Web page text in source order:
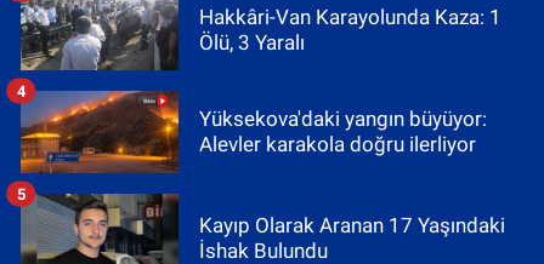
Hakkâri-Van Karayolunda Kaza: 1
Ölü, 3 Yaralı
Yüksekova'daki yangın büyüyor:
Alevler karakola doğru ilerliyor
4
Kayıp Olarak Aranan 17 Yaşındaki
İshak Bulundu
5